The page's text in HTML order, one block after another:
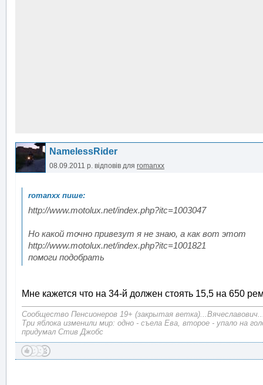
NamelessRider
08.09.2011 р. відповів для romanxx
http://www.motolux.net/index.php?itc=1003047
Но какой точно привезут я не знаю, а как вот этот
http://www.motolux.net/index.php?itc=1001821
помоги подобрать
Мне кажется что на 34-й должен стоять 15,5 на 650
Сообщество Пенсионеров 19+ (закрытая
Три яблока изменили мир: одно - съела Ева, второе - упало на
придумал Стив Джобс